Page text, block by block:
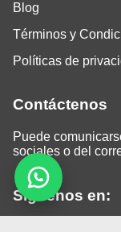
Blog
Términos y
Políticas de
Contáctenos
Puede
sociales o del
Siguenos en: